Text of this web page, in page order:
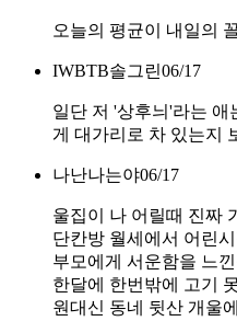
오늘의 평균이 내일의
IWBTB솔그린06/17
일단 저 '상후늬'라는 애
게 대가리로 차 있는지
나난나는야06/17
울집이 나 어릴때 진짜
단칸방 월세에서 어린
부모에게 서운함을 느
한달에 한번밖에 고기
원대신 동네 뒷산 개울